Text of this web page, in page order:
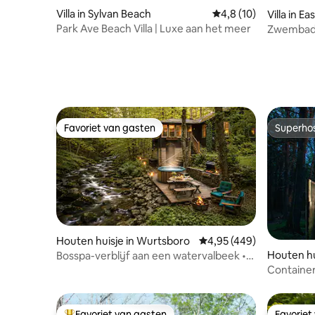
Villa in Sylvan Beach Gemiddelde
4,8 (10)
Park Ave Beach Villa | Luxe aan het meer
Villa in
Favoriet van gasten
Favoriet van gasten
Houten huisje in Wurtsboro Gemiddelde
4,95 (449)
Bosspa-verblijf aan een watervalbeek •
Houten